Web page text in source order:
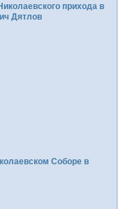
прихода в
Дятлов
Соборе в